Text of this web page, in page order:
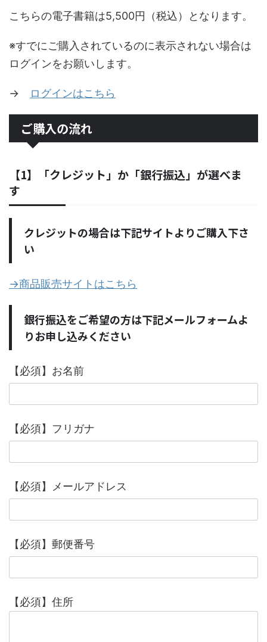
こちらの電子書籍は5,500円（税込）となります。
※すでにご購入されているのに表示されない場合は
ログインをお願いします。
→ ログインはこちら
ご購入の流れ
【1】「クレジット」か「銀行振込」が選べま
す
クレジットの場合は下記サイトよりご購入下さ
い
→商品販売サイトはこちら
銀行振込をご希望の方は下記メールフォームよ
りお申し込みください
【必須】お名前
【必須】フリガナ
【必須】メールアドレス
【必須】郵便番号
【必須】住所